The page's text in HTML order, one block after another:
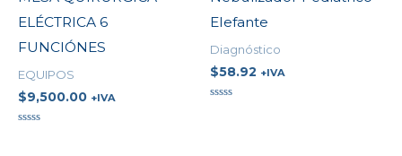
ELÉCTRICA 6
FUNCIÓNES
EQUIPOS
$9,500.00 +IVA
Elefante
Diagnóstico
$58.92 +IVA